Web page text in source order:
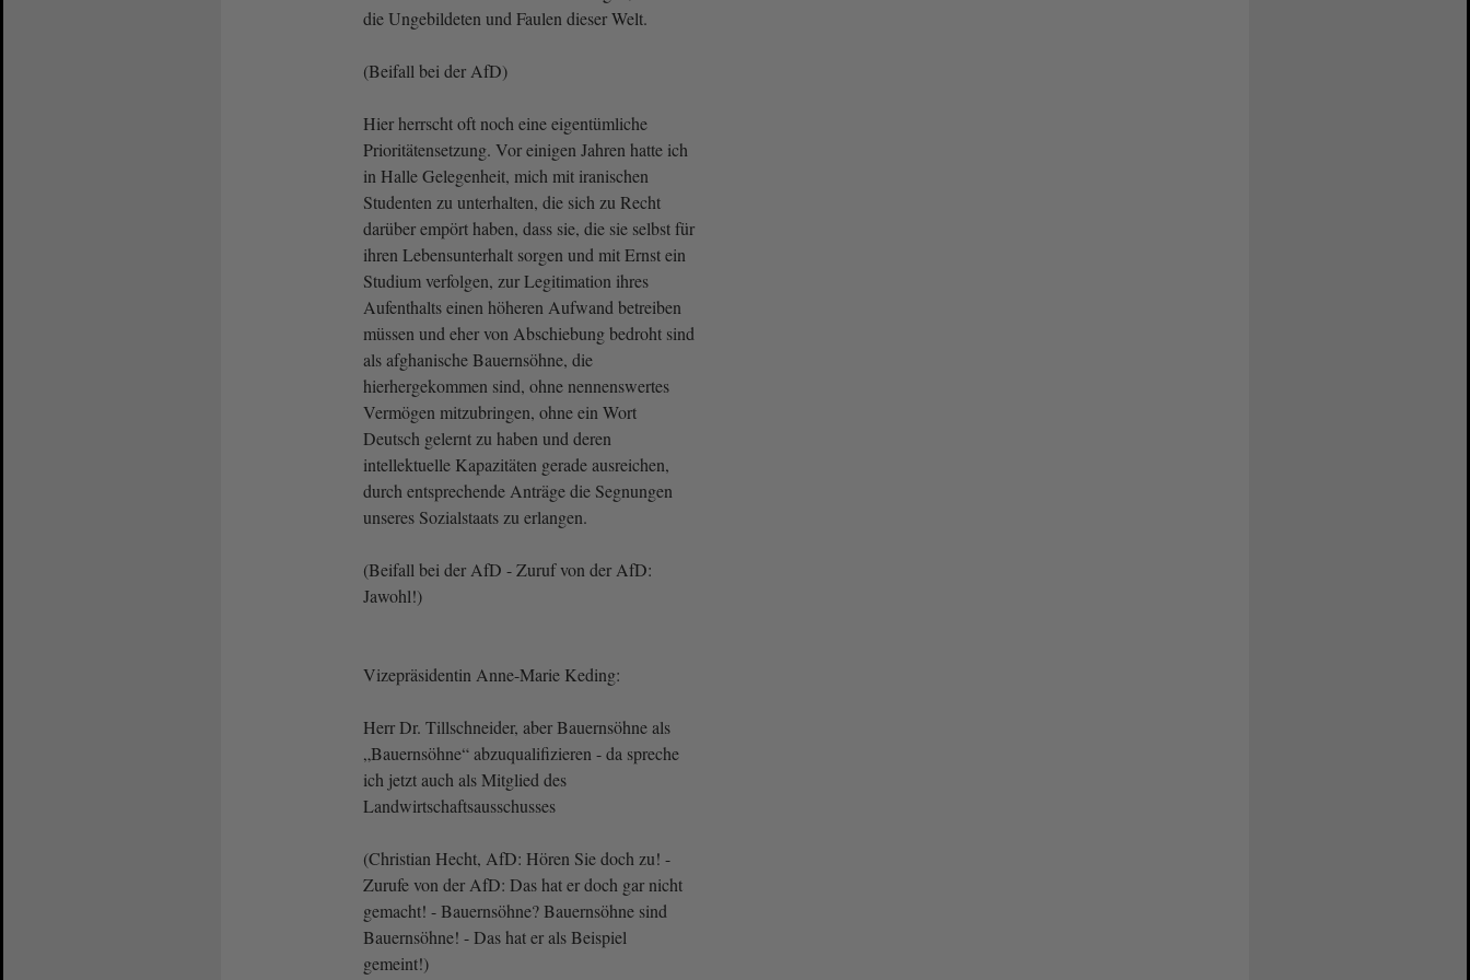
die Ungebildeten und Faulen dieser Welt.
(Beifall bei der AfD)
Hier herrscht oft noch eine eigentümliche
Prioritätensetzung. Vor einigen Jahren hatte ich
in Halle Gelegenheit, mich mit iranischen
Studenten zu unterhalten, die sich zu Recht
darüber empört haben, dass sie, die sie selbst für
ihren Lebensunterhalt sorgen und mit Ernst ein
Studium verfolgen, zur Legitimation ihres
Aufenthalts einen höheren Aufwand betreiben
müssen und eher von Abschiebung bedroht sind
als afghanische Bauernsöhne, die
hierhergekommen sind, ohne nennenswertes
Vermögen mitzubringen, ohne ein Wort
Deutsch gelernt zu haben und deren
intellektuelle Kapazitäten gerade ausreichen,
durch entsprechende Anträge die Segnungen
unseres Sozialstaats zu erlangen.
(Beifall bei der AfD - Zuruf von der AfD:
Jawohl!)
Vizepräsidentin Anne-Marie Keding:
Herr Dr. Tillschneider, aber Bauernsöhne als
„Bauernsöhne“ abzuqualifizieren - da spreche
ich jetzt auch als Mitglied des
Landwirtschaftsausschusses
(Christian Hecht, AfD: Hören Sie doch zu! -
Zurufe von der AfD: Das hat er doch gar nicht
gemacht! - Bauernsöhne? Bauernsöhne sind
Bauernsöhne! - Das hat er als Beispiel
gemeint!)